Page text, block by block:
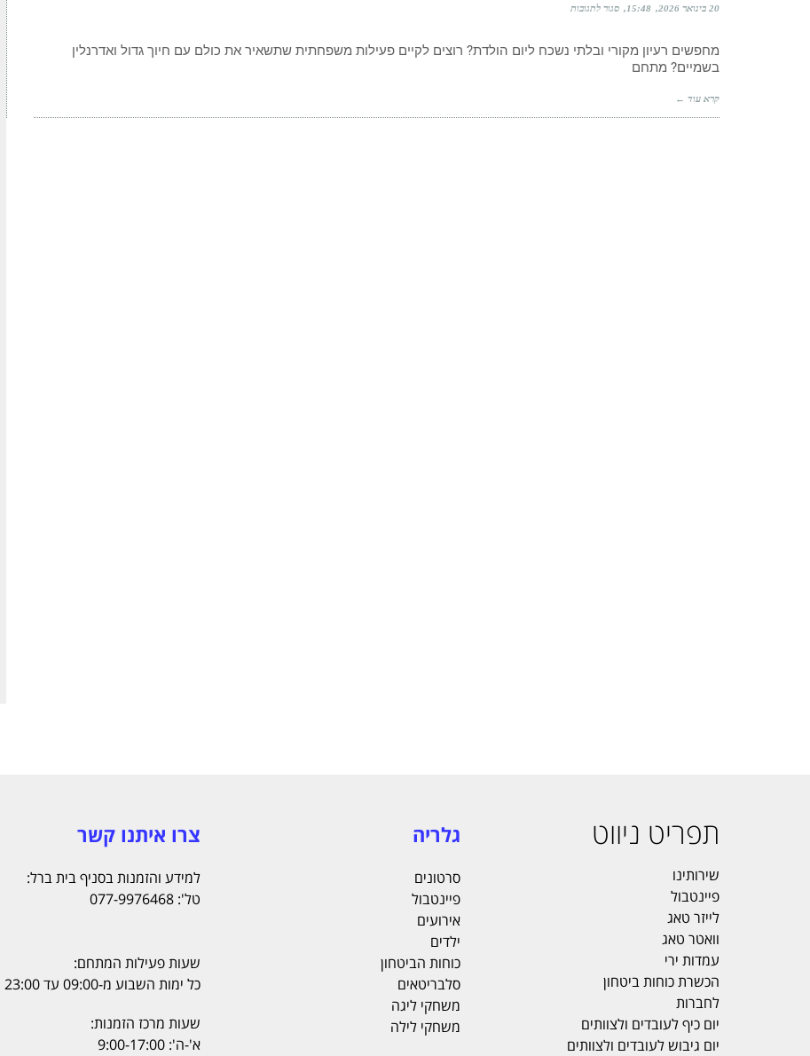
20 בינואר 2026 15:48 סגור לתגובות
מחפשים רעיון מקורי ובלתי נשכח ליום הולדת? רוצים לקיים פעילות משפחתית שתשאיר את כולם עם חיוך גדול ואדרנלין
בשמיים? מתחם
קרא עוד ←
תפריט ניווט
שירותינו
פיינטבול
לייזר טאג
וואטר טאג
עמדות ירי
הכשרת כוחות ביטחון
לחברות
יום כיף לעובדים ולצוותים
יום גיבוש לעובדים ולצוותים
גלריה
סרטונים
פיינטבול
אירועים
ילדים
כוחות הביטחון
סלבריטאים
משחקי ליגה
משחקי לילה
צרו איתנו קשר
למידע והזמנות בסניף בית ברל:
טל': 077-9976468
שעות פעילות המתחם:
כל ימות השבוע מ-09:00 עד 23:00
שעות מרכז הזמנות:
א'-ה': 9:00-17:00